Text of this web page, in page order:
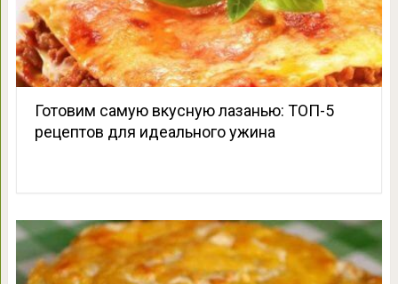
Готовим самую вкусную лазанью: ТОП-5
рецептов для идеального ужина